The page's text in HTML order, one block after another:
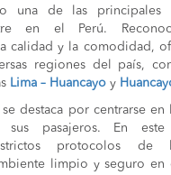
una de las principales
en el Perú.
calidad y la comodidad,
regiones del país,
Lima – Huancayo y
se destaca por centrarse
pasajeros. En este
protocolos de
limpio y seguro en